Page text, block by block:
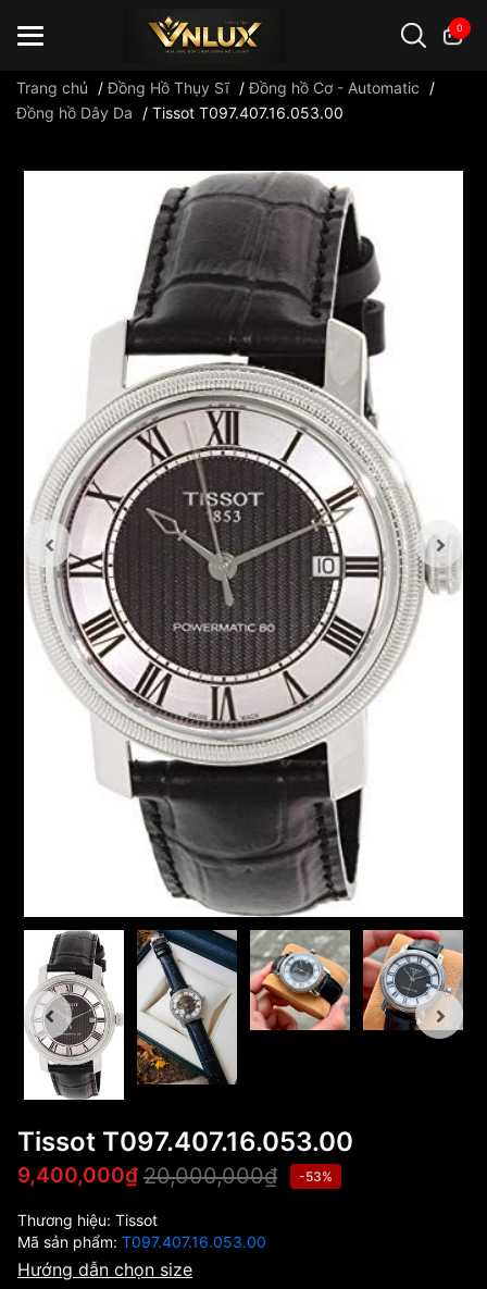
0
Trang chủ /Đồng Hồ Thụy Sĩ /Đồng hồ Cơ - Automatic
/
Đồng hồ Dây Da
/ Tissot T097.407.16.053.00
Tissot T097.407.16.053.00
9,400,000₫ 20,000,000₫ -53%
Thương hiệu: Tissot
Mã sản phẩm: T097.407.16.053.00
Hướng dẫn chọn size